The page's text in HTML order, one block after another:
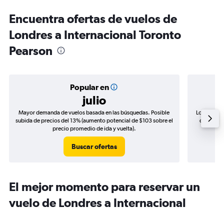
Encuentra ofertas de vuelos de
Londres a Internacional Toronto
Pearson
Popular en
julio
Mayor demanda de vuelos basada en las búsquedas. Posible
subida de precios del 13% (aumento potencial de $103 sobre el
precio promedio de ida y vuelta).
Buscar ofertas
Los
de
El mejor momento para reservar un
vuelo de Londres a Internacional